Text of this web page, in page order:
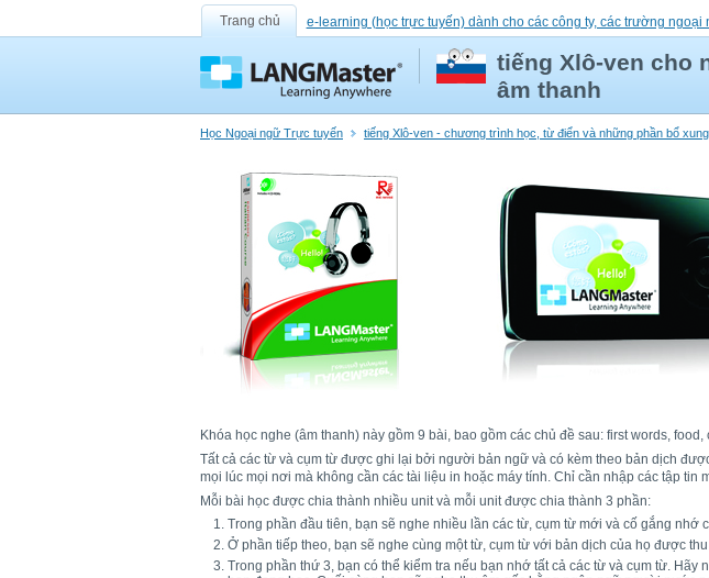
Trang chủ e-learning (học trực tuyến) dành cho các công ty, các trường ngoại
tiếng Xlô-ven cho
âm thanh
Học Ngoại ngữ Trực tuyến tiếng Xlô-ven - chương trình học, từ điển và những phần bổ
Khóa học nghe (âm thanh) này gồm 9 bài, bao gồm các chủ đề sau: first words,
Tất cả các từ và cụm từ được ghi lại bởi người bản ngữ và có kèm theo bản dịch
mọi lúc mọi nơi mà không cần các tài liệu in hoặc máy tính. Chỉ cần nhập các tập
Mỗi bài học được chia thành nhiều unit và mỗi unit được chia thành 3 phần:
Trong phần đầu tiên, bạn sẽ nghe nhiều lần các từ, cụm từ mới và cố gắng nhớ
Ở phần tiếp theo, bạn sẽ nghe cùng một từ, cụm từ với bản dịch của họ được
Trong phần thứ 3, bạn có thể kiểm tra nếu bạn nhớ tất cả các từ và cụm từ.